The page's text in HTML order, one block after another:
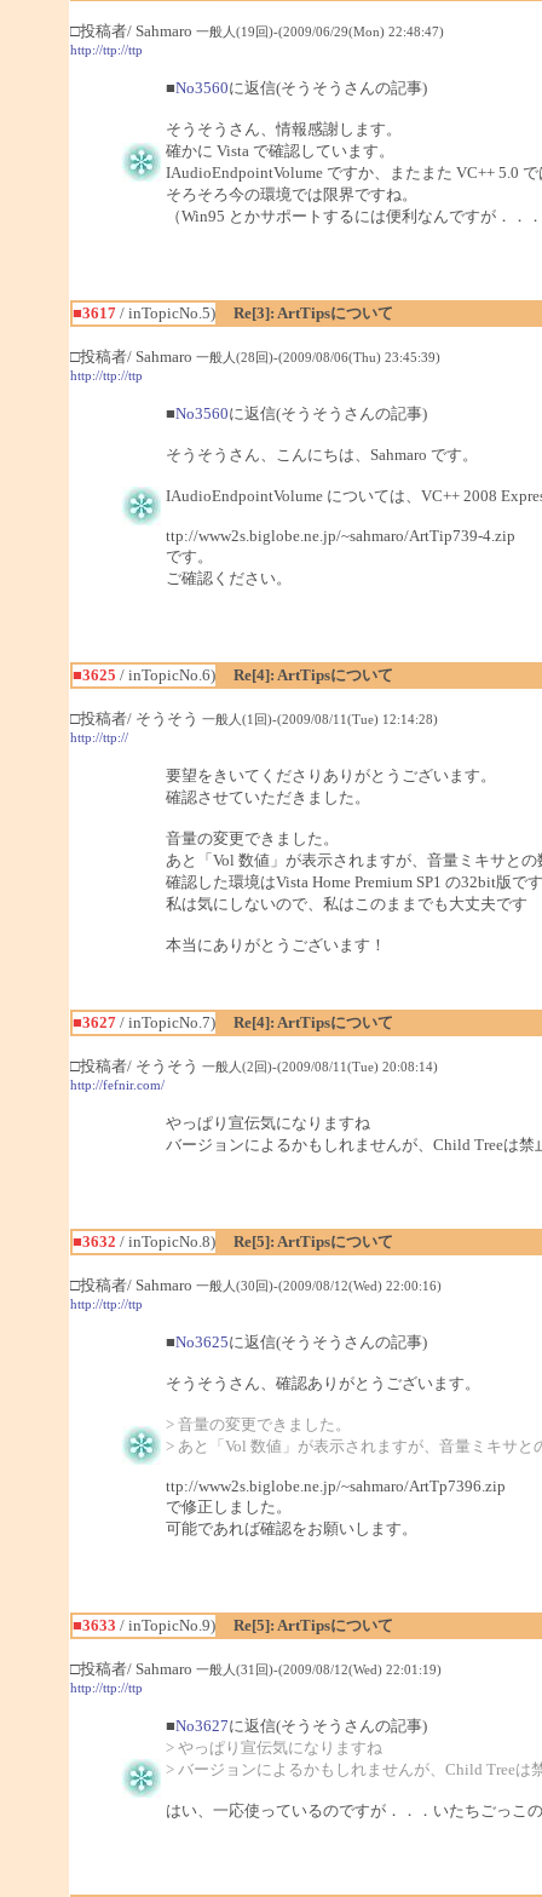
□投稿者/ Sahmaro 一般人(19回)-(2009/06/29(Mon) 22:48:47)
http://ttp://ttp
■No3560に返信(そうそうさんの記事)
そうそうさん、情報感謝します。
確かに Vista で確認しています。
IAudioEndpointVolume ですか、またまた VC++ 5.0
そろそろ今の環境では限界ですね。
（Win95 とかサポートするには便利なんですが．．
■3617/ inTopicNo.5) Re[3]: ArtTipsについて
□投稿者/ Sahmaro 一般人(28回)-(2009/08/06(Thu) 23:45:39)
http://ttp://ttp
■No3560に返信(そうそうさんの記事)
そうそうさん、こんにちは、Sahmaro です。
IAudioEndpointVolume については、VC++ 2008
ttp://www2s.biglobe.ne.jp/~sahmaro/ArtTip739-4.zip
です。
ご確認ください。
■3625 / inTopicNo.6) Re[4]: ArtTipsについて
□投稿者/ そうそう 一般人(1回)-(2009/08/11(Tue) 12:14:28)
http://ttp://
要望をきいてくださりありがとうございます。
確認させていただきました。
音量の変更できました。
あと「Vol 数値」が表示されますが、音量ミキサと
確認した環境はVista Home Premium SP1 の32bit版で
私は気にしないので、私はこのままでも大丈夫です
本当にありがとうございます！
■3627/ inTopicNo.7) Re[4]: ArtTipsについて
□投稿者/ そうそう 一般人(2回)-(2009/08/11(Tue) 20:08:14)
http://fefnir.com/
やっぱり宣伝気になりますね
バージョンによるかもしれませんが、Child Treeは
■3632 / inTopicNo.8) Re[5]: ArtTipsについて
□投稿者/ Sahmaro 一般人(30回)-(2009/08/12(Wed) 22:00:16)
http://ttp://ttp
■No3625に返信(そうそうさんの記事)
そうそうさん、確認ありがとうございます。
> 音量の変更できました。
> あと「Vol 数値」が表示されますが、音量ミキサ
ttp://www2s.biglobe.ne.jp/~sahmaro/ArtTp7396.zip
で修正しました。
可能であれば確認をお願いします。
■3633 / inTopicNo.9) Re[5]: ArtTipsについて
□投稿者/ Sahmaro 一般人(31回)-(2009/08/12(Wed) 22:01:19)
http://ttp://ttp
■No3627に返信(そうそうさんの記事)
> やっぱり宣伝気になりますね
> バージョンによるかもしれませんが、Child Treeは
はい、一応使っているのですが．．．いたちごっこ